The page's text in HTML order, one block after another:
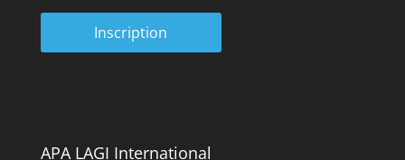
APA LAGI International